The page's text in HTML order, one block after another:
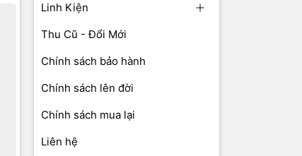
Linh Kiện
Thu Cũ - Đổi Mới
Chính sách bảo hành
Chính sách lên đời
Chính sách mua lại
Liên hệ